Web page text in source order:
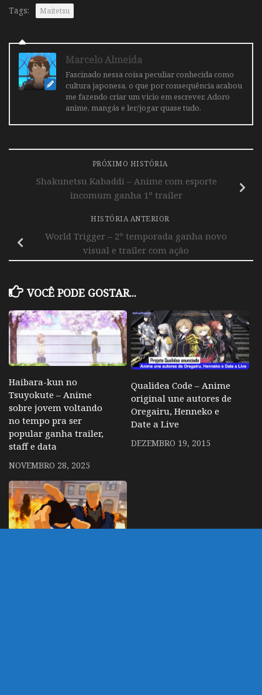
Tags: Maitetsu
Marcelo Almeida
Fascinado nessa coisa peculiar conhecida como
cultura japonesa, o que por consequência acabou
me fazendo criar um vicio em escrever. Adoro
anime, mangás e ler/jogar quase tudo.
PRÓXIMO HISTÓRIA
Shakunetsu Kabaddi – Anime com esporte
incomum ganha 1º trailer
HISTÓRIA ANTERIOR
World Trigger – 2º temporada ganha novo
visual e trailer com ação
VOCÊ PODE GOSTAR...
Haibara-kun no
Tsuyokute – Anime
sobre jovem voltando
no tempo pra ser
popular ganha trailer,
staff e data
NOVEMBRO 28, 2025
Qualidea Code – Anime
original une autores de
Oregairu, Henneko e
Date a Live
DEZEMBRO 19, 2015